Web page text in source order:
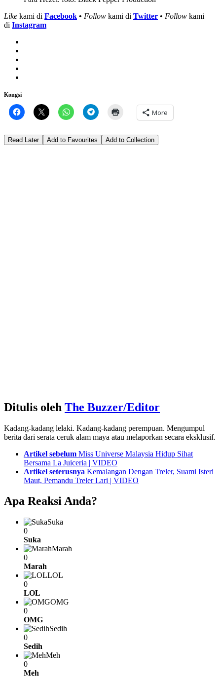
Like kami di Facebook • Follow kami di Twitter • Follow kami
di Instagram
Kongsi
More
Read Later Add to Favourites Add to Collection
Ditulis oleh The Buzzer/Editor
Kadang-kadang lelaki. Kadang-kadang perempuan. Mengumpul
berita dari serata ceruk alam maya atau melaporkan secara eksklusif.
Artikel sebelum Miss Universe Malaysia Hidup Sihat
Bersama La Juiceria | VIDEO
Artikel seterusnya Kemalangan Dengan Treler, Suami Isteri
Maut, Pemandu Treler Lari | VIDEO
Apa Reaksi Anda?
Suka
0
Suka
Marah
0
Marah
LOL
0
LOL
OMG
0
OMG
Sedih
0
Sedih
Meh
0
Meh